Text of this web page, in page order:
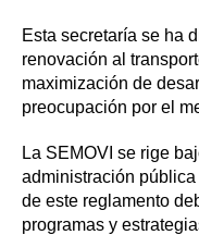
Esta secretaría se ha
renovación al
maximización de
preocupación por el
La SEMOVI se rige
administración
de este reglamento
programas y